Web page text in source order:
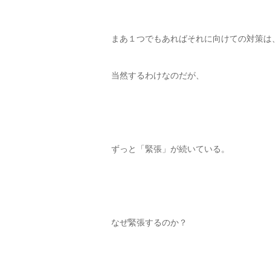
まあ１つでもあればそれに向けての対策は、
当然するわけなのだが、
ずっと「緊張」が続いている。
なぜ緊張するのか？